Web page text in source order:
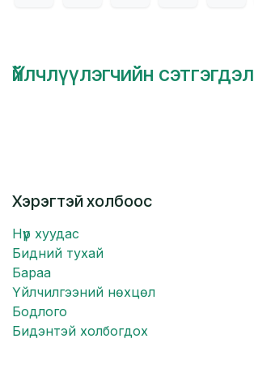
Үйлчлүүлэгчийн сэтгэгдэл
Хэрэгтэй холбоос
Нүүр хуудас
Бидний тухай
Бараа
Үйлчилгээний нөхцөл
Бодлого
Бидэнтэй холбогдох